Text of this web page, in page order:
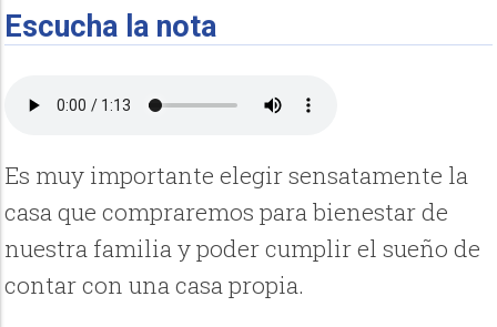
Escucha la nota
Es muy importante elegir sensatamente la
casa que compraremos para bienestar de
nuestra familia y poder cumplir el sueño de
contar con una casa propia.